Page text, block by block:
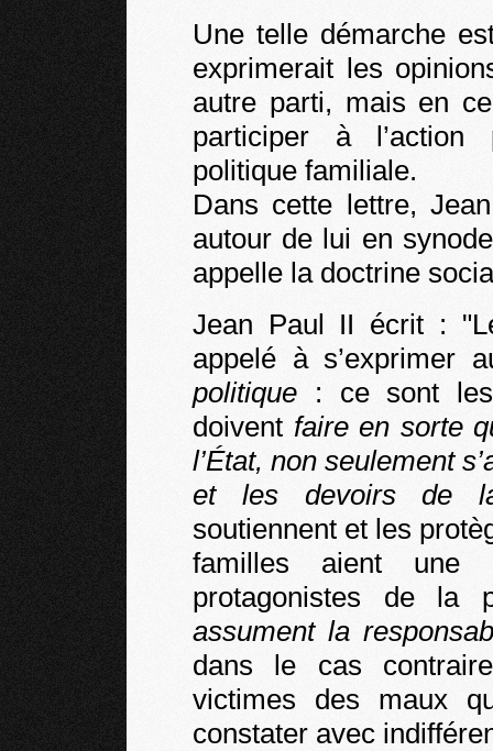
Une telle démarche
exprimerait les
autre parti, mais en
participer à l’action
politique familiale.
Dans cette lettre,
autour de lui en
appelle la doctrine
Jean Paul II écrit :
appelé à s’exprimer
politique : ce sont
doivent faire en sorte
l’État, non seulement
et les devoirs de
soutiennent et les
familles aient une
protagonistes de la
assument la
dans le cas
victimes des maux
constater avec